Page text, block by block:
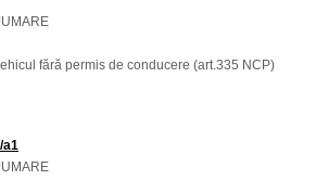
fără permis de conducere (art.335 NCP)
a1